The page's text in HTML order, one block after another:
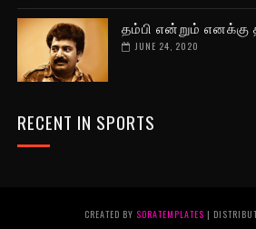
தம்பி என்றும் எனக்கு
JUNE 24, 2020
RECENT IN SPORTS
CREATED BY SORATEMPLATES |